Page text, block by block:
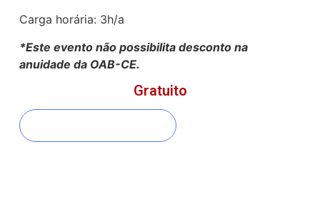
Carga horária: 3h/a
*Este evento não possibilita desconto na
anuidade da OAB-CE.
Gratuito